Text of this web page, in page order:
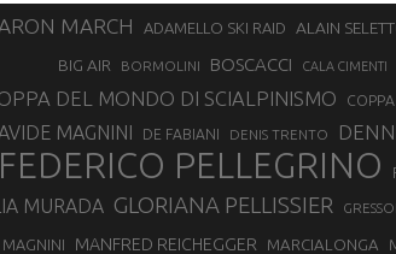
MARCH ADAMELLO SKI RAID ALAIN
BIG AIR
BORMOLINI BOSCACCI CALA CIMENTI
DEL MONDO DI SCIALPINISMO
MAGNINI DE FABIANI DENIS TRENTO
FEDERICO PELLEGRINO
MURADA GLORIANA PELLISSIER
MAGNINI MANFRED REICHEGGER MARCIALONGA